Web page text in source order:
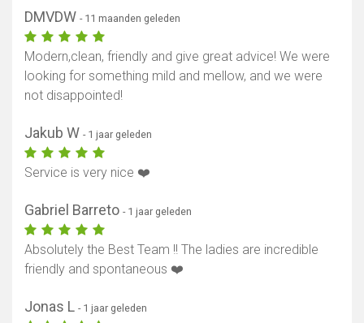
DMVDW - 11 maanden geleden
Modern,clean, friendly and give great advice! We were
looking for something mild and mellow, and we were
not disappointed!
Jakub W - 1 jaar geleden
Service is very nice ❤️
Gabriel Barreto - 1 jaar geleden
Absolutely the Best Team !! The ladies are incredible
friendly and spontaneous ❤️
Jonas L - 1 jaar geleden